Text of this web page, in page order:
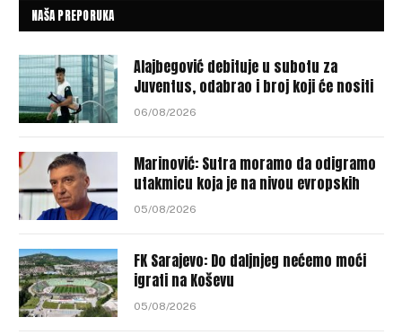
NAŠA PREPORUKA
Alajbegović debituje u subotu za
Juventus, odabrao i broj koji će nositi
06/08/2026
Marinović: Sutra moramo da odigramo
utakmicu koja je na nivou evropskih
05/08/2026
FK Sarajevo: Do daljnjeg nećemo moći
igrati na Koševu
05/08/2026